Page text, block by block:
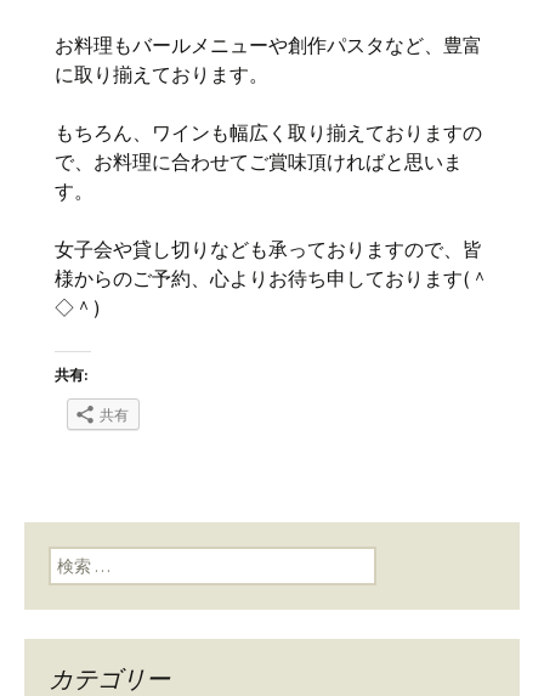
お料理もバールメニューや創作パスタなど、豊富
に取り揃えております。
もちろん、ワインも幅広く取り揃えておりますの
で、お料理に合わせてご賞味頂ければと思いま
す。
女子会や貸し切りなども承っておりますので、皆
様からのご予約、心よりお待ち申しております(＾
◇＾)
共有:
共有
検索:
カテゴリー